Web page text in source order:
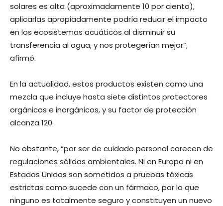
solares es alta (aproximadamente 10 por ciento),
aplicarlas apropiadamente podría reducir el impacto
en los ecosistemas acuáticos al disminuir su
transferencia al agua, y nos protegerían mejor”,
afirmó.
En la actualidad, estos productos existen como una
mezcla que incluye hasta siete distintos protectores
orgánicos e inorgánicos, y su factor de protección
alcanza 120.
No obstante, “por ser de cuidado personal carecen de
regulaciones sólidas ambientales. Ni en Europa ni en
Estados Unidos son sometidos a pruebas tóxicas
estrictas como sucede con un fármaco, por lo que
ninguno es totalmente seguro y constituyen un nuevo